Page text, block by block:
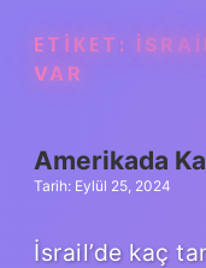
ETIKET:
VAR
Amerikada
Tarih: Eylül 25, 2024
İsrail’de kaç